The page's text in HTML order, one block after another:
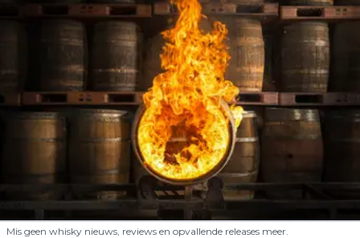
Mis geen whisky nieuws, reviews en opvallende releases meer.